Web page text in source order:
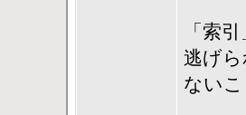
「索
逃げ
ない